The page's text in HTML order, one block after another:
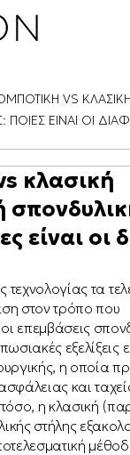
VS
ΠΟΙΕΣ ΕΊΝΑΙ ΟΙ
κλασική
είναι οι
τεχνολογίας τα
στον τρόπο που
επεμβάσεις
εξελίξεις
η οποία
και
η κλασική
στήλης